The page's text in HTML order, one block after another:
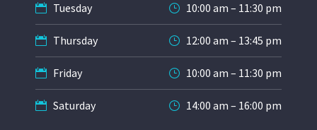
Tuesday 10:00 am – 11:30 pm
Thursday 12:00 am – 13:45 pm
Friday 10:00 am – 11:30 pm
Saturday 14:00 am – 16:00 pm